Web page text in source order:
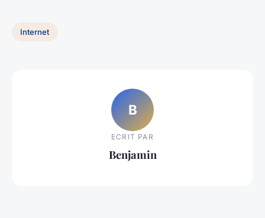
Internet
B
ECRIT PAR
Benjamin